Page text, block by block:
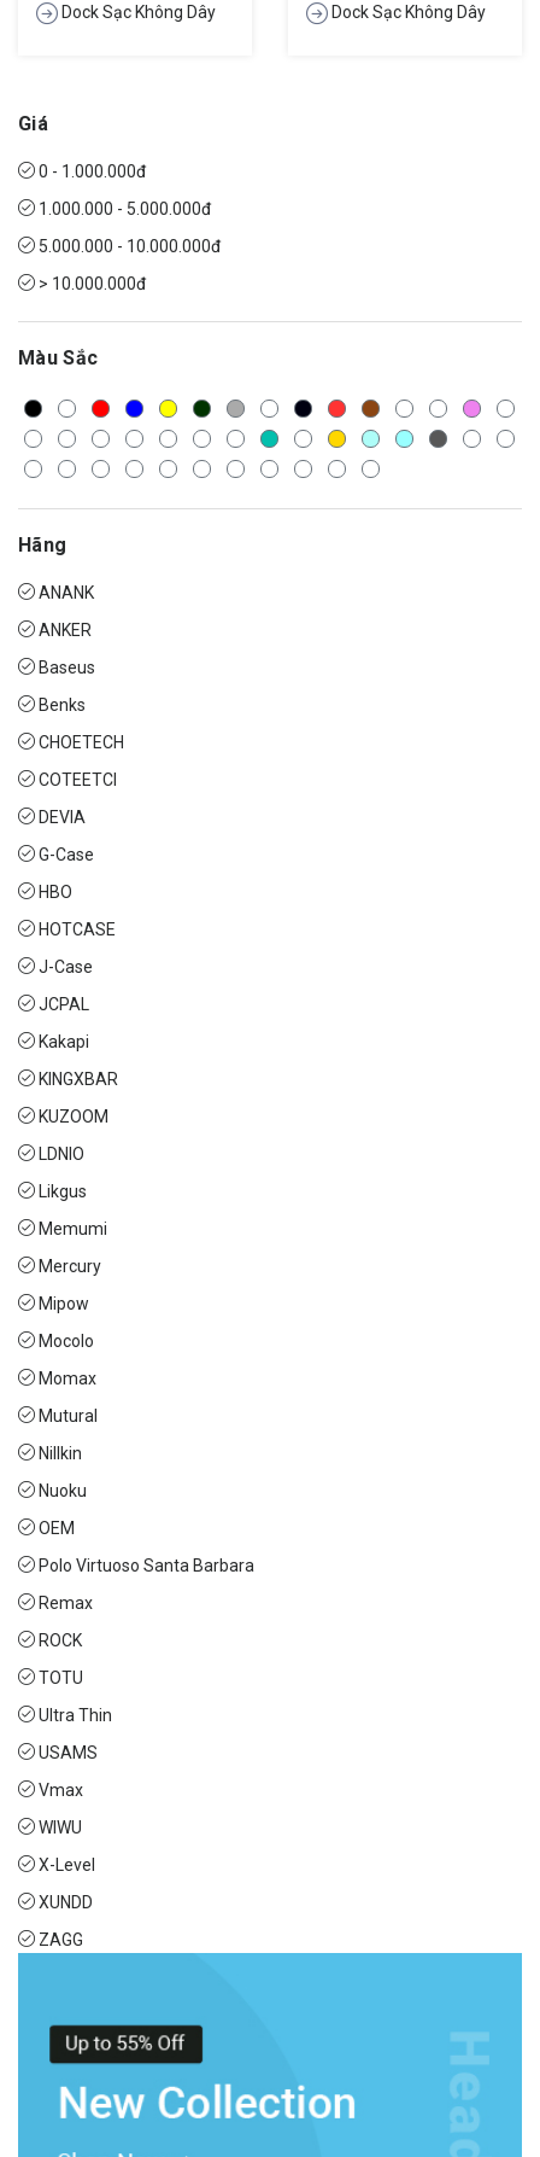
Dock Sạc Không Dây Dock Sạc Không Dây
Giá
0 - 1.000.000đ
1.000.000 - 5.000.000đ
5.000.000 - 10.000.000đ
> 10.000.000đ
Màu Sắc
Hãng
ANANK
ANKER
Baseus
Benks
CHOETECH
COTEETCI
DEVIA
G-Case
HBO
HOTCASE
J-Case
JCPAL
Kakapi
KINGXBAR
KUZOOM
LDNIO
Likgus
Memumi
Mercury
Mipow
Mocolo
Momax
Mutural
Nillkin
Nuoku
OEM
Polo Virtuoso Santa Barbara
Remax
ROCK
TOTU
Ultra Thin
USAMS
Vmax
WIWU
X-Level
XUNDD
ZAGG